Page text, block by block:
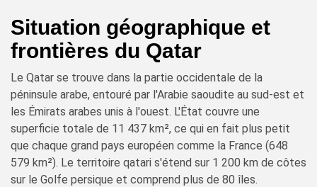
Situation géographique et
frontières du Qatar
Le Qatar se trouve dans la partie occidentale de la
péninsule arabe, entouré par l'Arabie saoudite au sud-est et
les Émirats arabes unis à l'ouest. L'État couvre une
superficie totale de 11 437 km², ce qui en fait plus petit
que chaque grand pays européen comme la France (648
579 km²). Le territoire qatari s'étend sur 1 200 km de côtes
sur le Golfe persique et comprend plus de 80 îles.